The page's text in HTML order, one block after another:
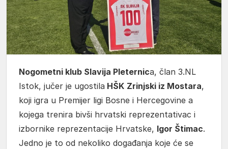
Nogometni klub Slavija Pleternica, član 3.NL
Istok, jučer je ugostila HŠK Zrinjski iz Mostara,
koji igra u Premijer ligi Bosne i Hercegovine a
kojega trenira bivši hrvatski reprezentativac i
izbornike reprezentacije Hrvatske, Igor Štimac.
Jedno je to od nekoliko događanja koje će se